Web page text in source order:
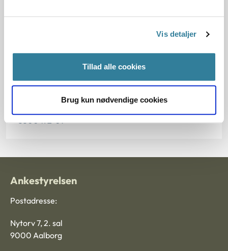
Vis detaljer
Tillad alle cookies
Brug kun nødvendige cookies
Paragraf
Journalnummer
3500472-09
Ankestyrelsen
Postadresse:
Nytorv 7, 2. sal
9000 Aalborg